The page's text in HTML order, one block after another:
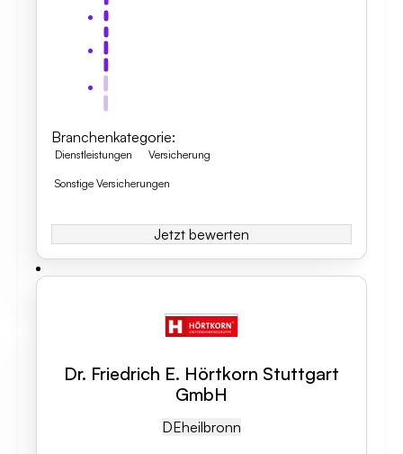
Branchenkategorie:
Dienstleistungen Versicherung
Sonstige Versicherungen
Jetzt bewerten
Dr. Friedrich E. Hörtkorn Stuttgart
GmbH
DEHeilbronn